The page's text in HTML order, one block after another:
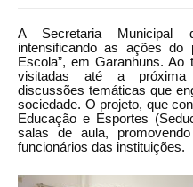
A Secretaria Municipal
intensificando as ações do
Escola”, em Garanhuns.
visitadas até a próxima
discussões temáticas que
sociedade. O projeto, que
Educação e Esportes
salas de aula,
funcionários das instituições.